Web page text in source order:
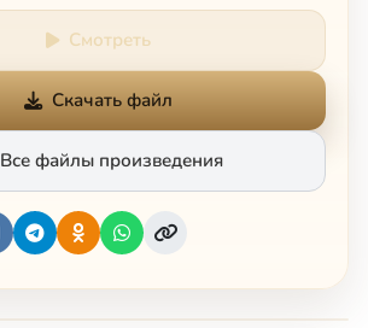
Смотреть
Скачать файл
Все файлы произведения